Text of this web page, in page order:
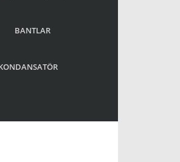
BANTLAR